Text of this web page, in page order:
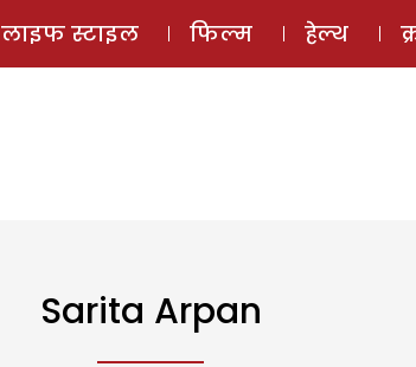
ई-मैगज़ीन
लाइफ स्टाइल फिल्म हेल्थ
Sarita Arpan